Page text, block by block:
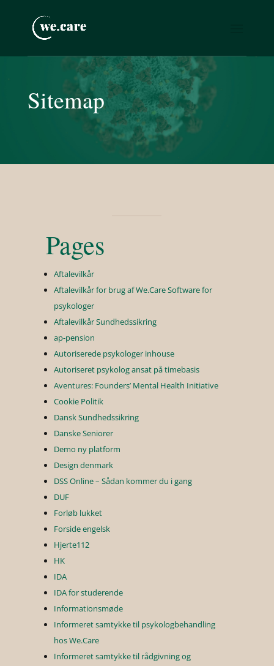
Sitemap
Pages
Aftalevilkår
Aftalevilkår for brug af We.Care Software for
psykologer
Aftalevilkår Sundhedssikring
ap-pension
Autoriserede psykologer inhouse
Autoriseret psykolog ansat på timebasis
Aventures: Founders’ Mental Health Initiative
Cookie Politik
Dansk Sundhedssikring
Danske Seniorer
Demo ny platform
Design denmark
DSS Online – Sådan kommer du i gang
DUF
Forløb lukket
Forside engelsk
Hjerte112
HK
IDA
IDA for studerende
Informationsmøde
Informeret samtykke til psykologbehandling
hos We.Care
Informeret samtykke til rådgivning og